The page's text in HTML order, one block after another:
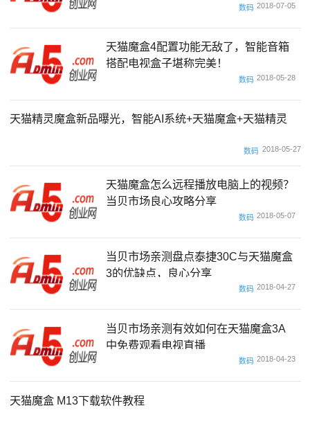
数码 2018-07-05
天猫魔盒4配置功能无敌了，智能音箱
搭配电视盒子堪称完美！
数码 2018-05-28
天猫精灵魔盒新品曝光，智能AI系统+天猫魔盒+天猫精灵
数码 2018-05-27
天猫魔盒怎么远程播放电脑上的视频？
当贝市场良心攻略分享
数码 2018-05-07
当贝市场亲测盘点泰捷30C与天猫魔盒
3的优缺点，良心分享
数码 2018-04-27
当贝市场亲测有效如何在天猫魔盒3A
中免费观看电视直播
数码 2018-04-23
天猫魔盒 M13下载软件教程